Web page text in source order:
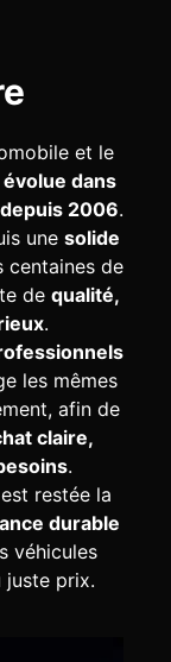
et le
dans
2006.
une solide
centaines de
de qualité,
.
les mêmes
afin de
claire,
.
restée la
durable
véhicules
juste prix.